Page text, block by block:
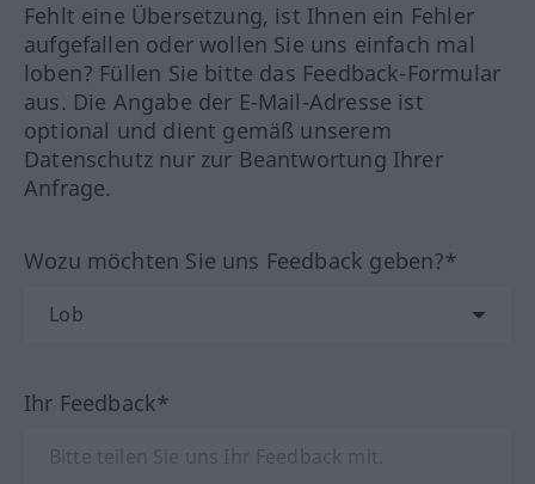
Fehlt eine Übersetzung, ist Ihnen ein Fehler
aufgefallen oder wollen Sie uns einfach mal
loben? Füllen Sie bitte das Feedback-Formular
aus. Die Angabe der E-Mail-Adresse ist
optional und dient gemäß unserem
Datenschutz nur zur Beantwortung Ihrer
Anfrage.
Wozu möchten Sie uns Feedback geben?*
Ihr Feedback*